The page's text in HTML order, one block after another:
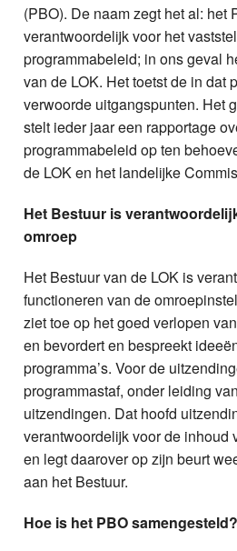
(PBO). De naam zegt het al: het
verantwoordelijk voor het
programmabeleid; in ons geval
van de LOK. Het toetst de in dat
verwoorde uitgangspunten. Het
stelt ieder jaar een rapportage
programmabeleid op ten
de LOK en het landelijke
Het Bestuur is
omroep
Het Bestuur van de LOK is
functioneren van de
ziet toe op het goed verlopen
en bevordert en bespreekt
programma’s. Voor de
programmastaf, onder leiding
uitzendingen. Dat hoofd
verantwoordelijk voor de inhoud
en legt daarover op zijn beurt
aan het Bestuur.
Hoe is het PBO samengesteld?